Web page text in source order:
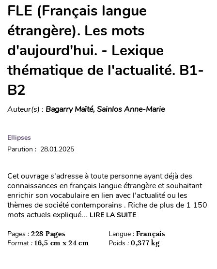
FLE (Français langue
étrangère). Les mots
d'aujourd'hui. - Lexique
thématique de l'actualité. B1-
B2
Auteur(s) : Bagarry Maïté, Sainlos Anne-Marie
Ellipses
Parution : 28.01.2025
Cet ouvrage s’adresse à toute personne ayant déjà des
connaissances en français langue étrangère et souhaitant
enrichir son vocabulaire en lien avec l’actualité ou les
thèmes de société contemporains . Riche de plus de 1 150
mots actuels expliqué... LIRE LA SUITE
Pages : 228 Pages Langue : Français
Format : 16,5 cm x 24 cm Poids : 0,377 kg